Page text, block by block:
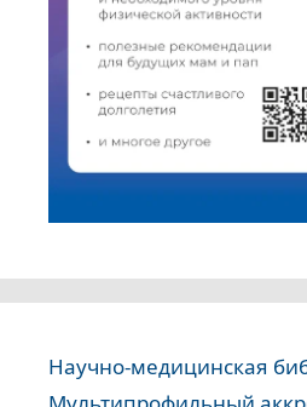
Научно-медицинская